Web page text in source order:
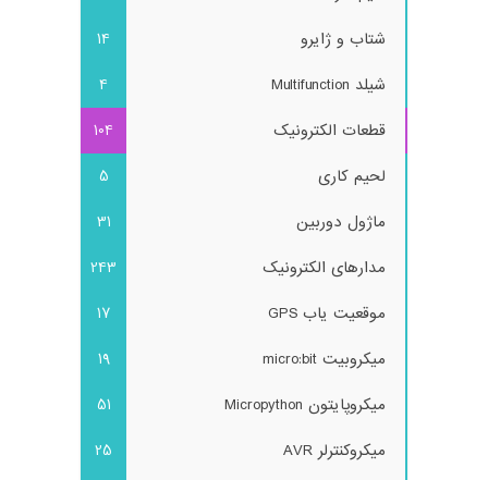
شتاب و ژایرو
14
شیلد Multifunction
4
قطعات الکترونیک
104
لحیم کاری
5
ماژول دوربین
31
مدارهای الکترونیک
243
موقعیت یاب GPS
17
میکروبیت micro:bit
19
میکروپایتون Micropython
51
میکروکنترلر AVR
25